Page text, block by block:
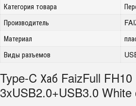
Категория товара
Производитель
Материал
Виды разъемов
Type-C Хаб FaizFull FH10
3xUSB2.0+USB3.0 White